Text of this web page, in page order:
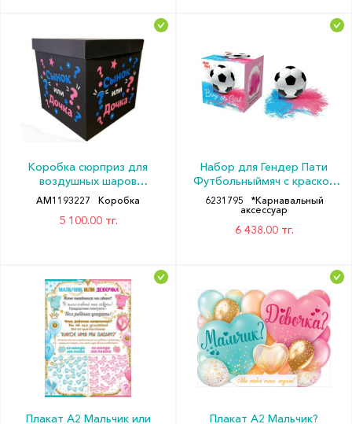
Коробка сюрприз для
воздушных шаров
70х70х70см с рисунком
ГендерПати черная СП
АМ1193227 Коробка
5 100.00 тг.
Набор для Гендер Пати
Футбольныймяч с краской
Холи 2 цвета 15см
6231795
*Карнавальный
аксессуар
6 438.00 тг.
Плакат А2 Мальчик или Плакат А2 Мальчик?